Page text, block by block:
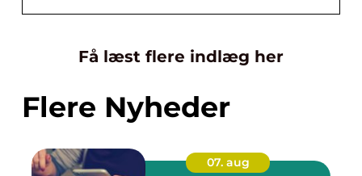
Få læst flere indlæg her
Flere Nyheder
07. aug